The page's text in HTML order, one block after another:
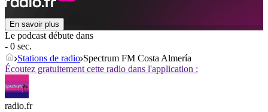
En savoir plus
Le podcast débute dans
- 0 sec.
Stations de radio Spectrum FM Costa Almería
Écoutez gratuitement cette radio dans l'application :
radio.fr